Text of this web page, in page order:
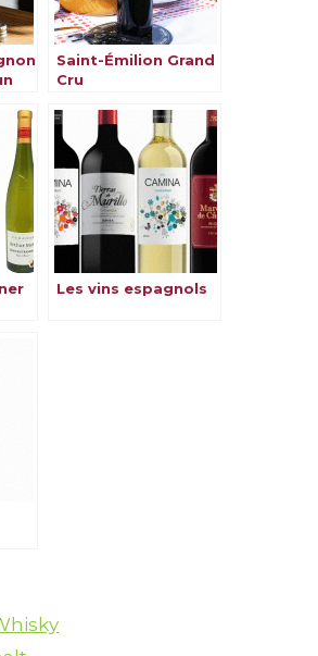
Saint-Émilion Grand
Cru
Les vins espagnols